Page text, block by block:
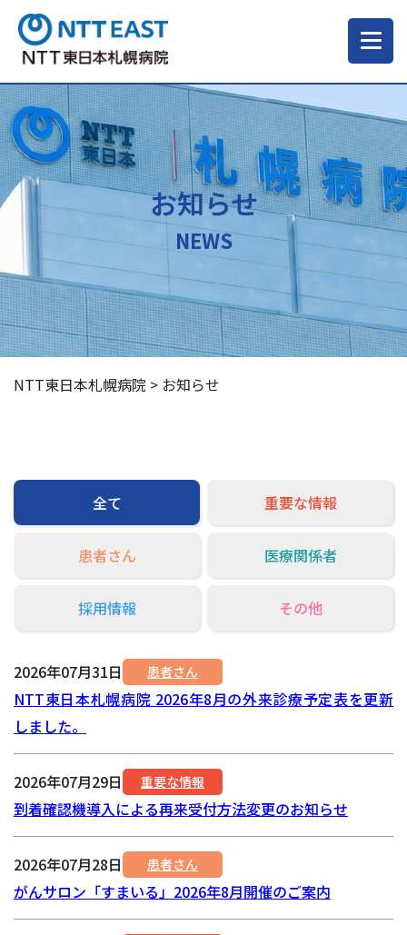
当院について
ご来院される方へ
診療科・部門
医療・介護関係の方
採用情報
お知らせ
NEWS
NTT東日本札幌病院 > お知らせ
全て 重要な情報
患者さん 医療関係者
採用情報 その他
2026年07月31日 患者さん
NTT東日本札幌病院 2026年8月の外来診療予定表を更新
しました。
2026年07月29日 重要な情報
到着確認機導入による再来受付方法変更のお知らせ
2026年07月28日 患者さん
がんサロン「すまいる」2026年8月開催のご案内